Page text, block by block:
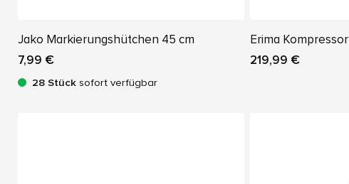
Jako Markierungshütchen 45 cm
7,99 €
28 Stück sofort verfügbar
Erima Kompressor
219,99 €